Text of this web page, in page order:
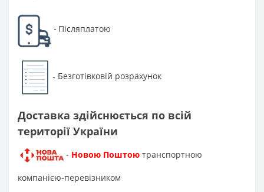
- Післяплатою
- Безготівковій розрахунок
Доставка здійснюється по всій
території України
- Новою Поштою транспортною
компанією-перевізником